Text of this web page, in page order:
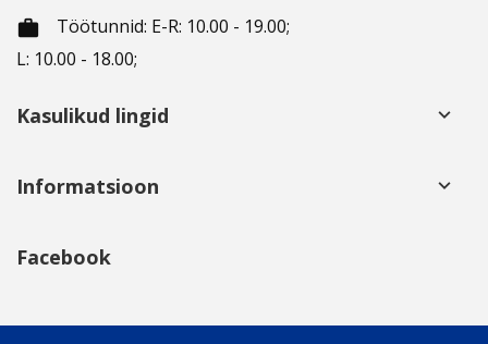
working_hours
Töötunnid: E-R: 10.00 - 19.00;
L: 10.00 - 18.00;
Kasulikud lingid keyboard_arrow_down
Informatsioon keyboard_arrow_down
Facebook